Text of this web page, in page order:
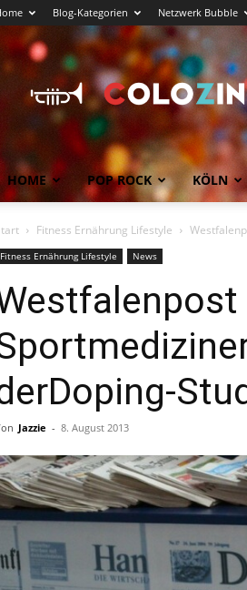
Blog-Kategorien Netzwerk Bubble
Köln
News
COLOZINE
Magazin
HOME POP ROCK KÖLN
Fitness Ernährung Lifestyle
Fitness Ernährung Lifestyle News
Jazzie - 8. August 2013